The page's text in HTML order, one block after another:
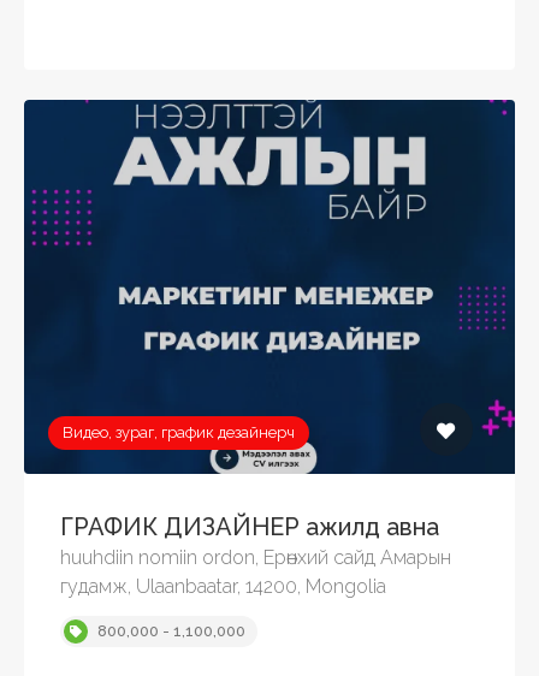
Видео, зураг, график дезайнерч
ГРАФИК ДИЗАЙНЕР ажилд авна
huuhdiin nomiin ordon, Ерөнхий сайд Амарын
гудамж, Ulaanbaatar, 14200, Mongolia
800,000 - 1,100,000